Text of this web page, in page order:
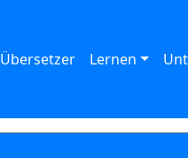
Übersetzer Lernen